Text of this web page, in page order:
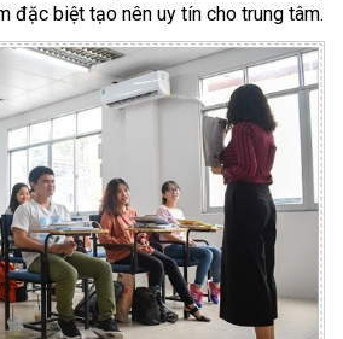
đặc biệt tạo nên uy tín cho trung tâm.